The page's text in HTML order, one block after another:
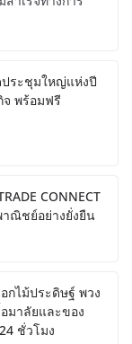
ประชุมใหญ่แห่งปี
จ พร้อมฟรี
CONNECT
ณิชย์อย่างยั่งยืน
กไม้ประดิษฐ์ พวง
มาลัยและของ
ชั่วโมง